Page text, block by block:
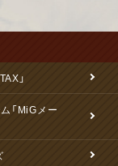
」
「MiGメー